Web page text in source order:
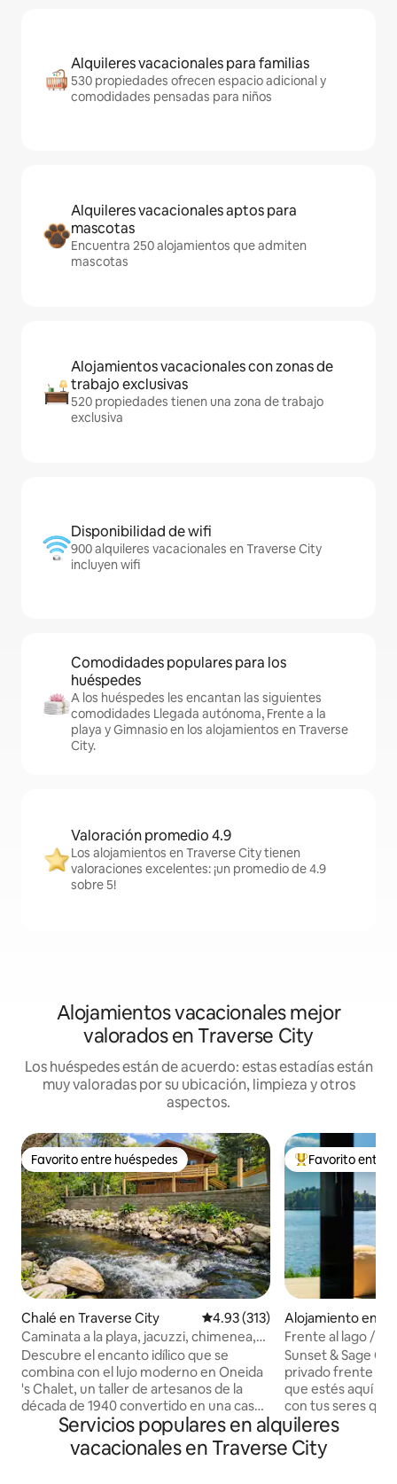
Alquileres vacacionales para familias
530 propiedades ofrecen espacio adicional y
comodidades pensadas para niños
Alquileres vacacionales aptos para
mascotas
Encuentra 250 alojamientos que admiten
mascotas
Alojamientos vacacionales con zonas de
trabajo exclusivas
520 propiedades tienen una zona de trabajo
exclusiva
Disponibilidad de wifi
900 alquileres vacacionales en Traverse City
incluyen wifi
Comodidades populares para los
huéspedes
A los huéspedes les encantan las siguientes
comodidades Llegada autónoma, Frente a la
playa y Gimnasio en los alojamientos en Traverse
City.
Valoración promedio 4.9
Los alojamientos en Traverse City tienen
valoraciones excelentes: ¡un promedio de 4.9
sobre 5!
Alojamientos vacacionales mejor
valorados en Traverse City
Los huéspedes están de acuerdo: estas estadías están
muy valoradas por su ubicación, limpieza y otros
aspectos.
Favorito entre huéspedes
Favorito entre huéspedes
Chalé en Traverse City Calificación promedio: 4.93 de
4.93 (313)
Caminata a la playa, jacuzzi, chimenea,
auténticamente norte
Descubre el encanto idílico que se
combina con el lujo moderno en Oneida
's Chalet, un taller de artesanos de la
década de 1940 convertido en una casa
de campo de la costa norte
completamente remodelada. Los
techos abovedados, las vigas de madera
Favorito entre
Favorito entre
Alojamiento en
Frente al lago /
Puestas de sol
Sunset & Sage
privado frente al lago
que estés aquí
con tus seres
energías solo o
familiares
construida para
Servicios populares en alquileres
vacacionales en Traverse City